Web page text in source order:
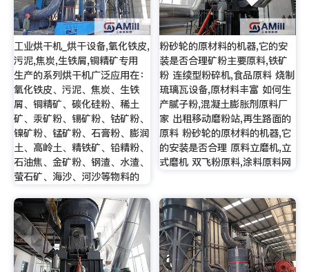
工业烘干机_烘干设备,氧化铁皮,
污泥,焦炭,生铁屑,铜精矿专用
生产的系列烘干机广泛应用在：
氧化铁皮、污泥、焦炭、生铁
屑、铜精矿、碳化硅粉、稀土
矿、汞矿粉、锡矿粉、钴矿粉、
镍矿粉、锰矿粉、石膏粉、膨润
土、高岭土、精铁矿、铅精粉、
石油焦、金矿粉、钢渣、水渣、
萤石矿、海沙、河沙等物料的
粉砂轮的原材料的机器,它的安
装是否合理矿粉主要原料,铁矿
粉 连续型粉碎机,食品原料 烧制
琉璃瓦设备,原材料丰富 如何生
产腻子粉,混凝土膨胀剂原料厂
家 出租移动磨粉站,再生路面的
原料 粉砂轮的原材料的机器,它
的安装是否合理 原料立磨机,立
式磨机 双飞粉原料,涂料原料网